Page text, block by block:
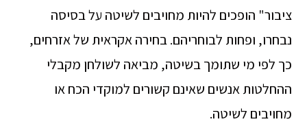
ציבור" הופכים להיות מחויבים לשיטה על בסיסה
נבחרו, ופחות לבוחריהם. בחירה אקראית של אזרחים,
כך לפי מי שתומך בשיטה, מביאה לשולחן מקבלי
ההחלטות אנשים שאינם קשורים למוקדי הכח או
מחויבים לשיטה.